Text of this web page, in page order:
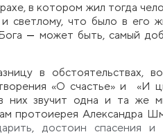
в котором жил тогда
светлому, что было в его
— может быть, самый
в обстоятельствах,
«О счастье» и «И
них звучит одна и та же
протоиереяАлександра
,достоин спасения и